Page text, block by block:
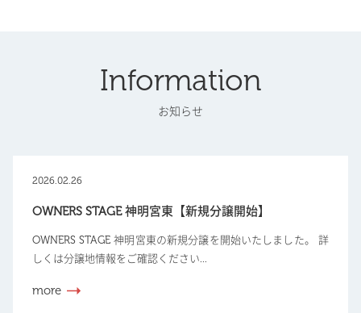
Information
お知らせ
2026.02.26
OWNERS STAGE 神明宮東【新規分譲開始】
OWNERS STAGE 神明宮東の新規分譲を開始いたしました。 詳
しくは分譲地情報をご確認ください...
more